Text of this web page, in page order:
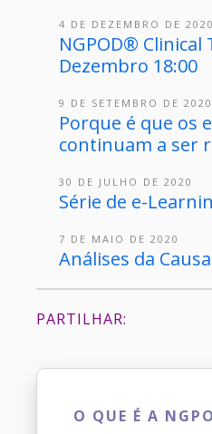
4 DE DEZEMBRO DE 2020
NGPOD®
Dezembro 18:00
9 DE SETEMBRO DE 2020
Porque é que os
continuam a ser
30 DE JULHO DE 2020
Série de e-
7 DE MAIO DE 2020
Análises da
PARTILHAR:
O QUE É A